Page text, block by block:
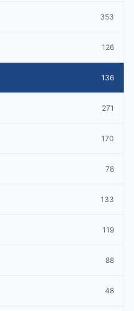
353
126
136
271
170
78
133
119
88
48